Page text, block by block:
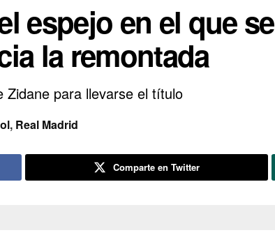
espejo en el que se
la remontada
para llevarse el título
, Real Madrid
Comparte en Twitter